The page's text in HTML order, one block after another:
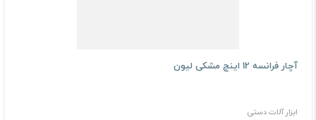
آچار فرانسه 12 اینچ مشکی لیون
ابزار آلات دستی